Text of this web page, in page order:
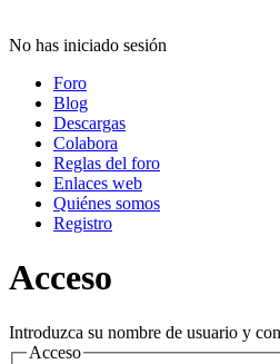
No has iniciado sesión
Foro
Blog
Descargas
Colabora
Reglas del foro
Enlaces web
Quiénes somos
Registro
Acceso
Introduzca su nombre de usuario y
Acceso